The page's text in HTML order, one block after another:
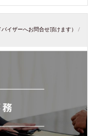
イザーへお問合せ頂けます） /